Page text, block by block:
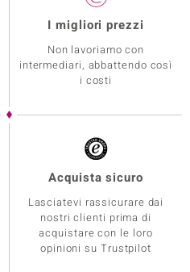
I migliori prezzi
Non lavoriamo con
intermediari, abbattendo così
i costi
Acquista sicuro
Lasciatevi rassicurare dai
nostri clienti prima di
acquistare con le loro
opinioni su Trustpilot